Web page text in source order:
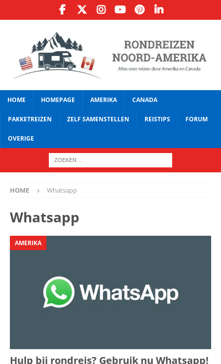
HOME HOMEPAGE AMERIKA CANADA
PAKKETREIZEN ZELF SAMENSTELLEN REISTIPS FORUM
OVERIGE
HOME Whatsapp
Whatsapp
AMERIKA
Hulp bij rondreis? Gebruik nu Whatsapp!